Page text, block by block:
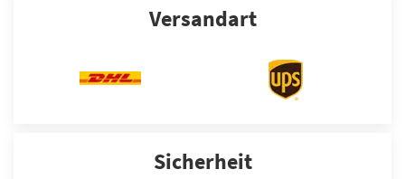
Versandart
Sicherheit